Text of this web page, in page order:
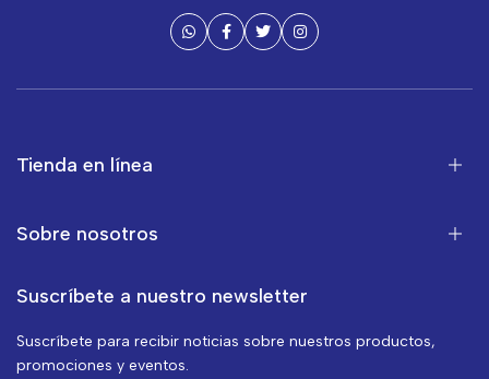
Tienda en línea
Sobre nosotros
Suscríbete a nuestro newsletter
Suscríbete para recibir noticias sobre nuestros productos,
promociones y eventos.